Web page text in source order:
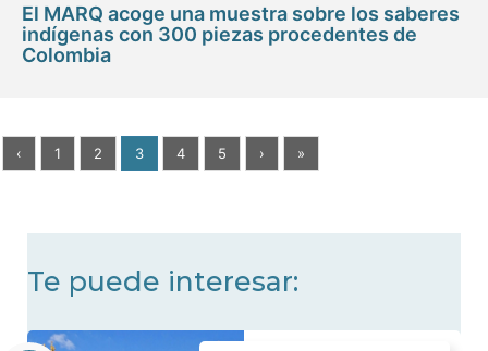
El MARQ acoge una muestra sobre los saberes
indígenas con 300 piezas procedentes de
Colombia
‹ 1 2 3 4 5 › »
Te puede interesar: